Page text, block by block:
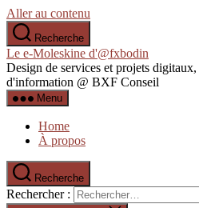
Aller au contenu
Recherche
Le e-Moleskine d'@fxbodin
Design de services et projets
d'information @ BXF Conseil
Menu
Home
À propos
Recherche
Rechercher :